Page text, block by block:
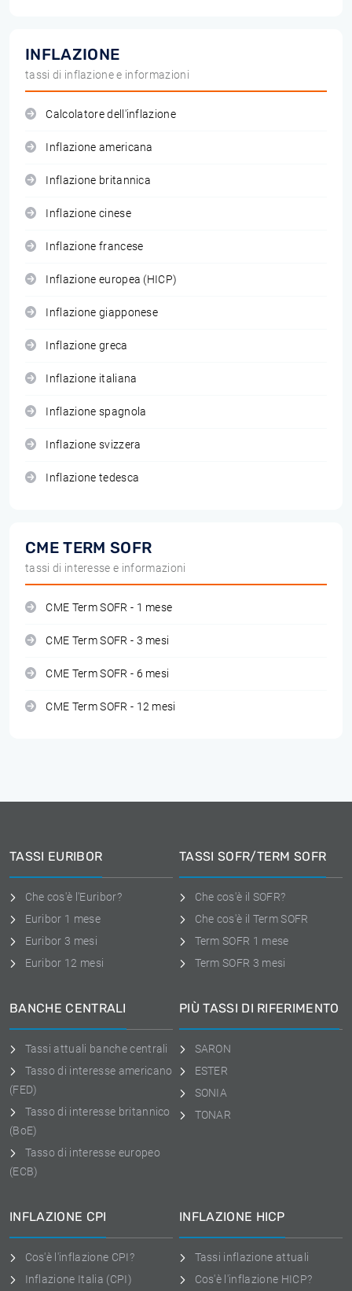
INFLAZIONE
tassi di inflazione e informazioni
Calcolatore dell'inflazione
Inflazione americana
Inflazione britannica
Inflazione cinese
Inflazione francese
Inflazione europea (HICP)
Inflazione giapponese
Inflazione greca
Inflazione italiana
Inflazione spagnola
Inflazione svizzera
Inflazione tedesca
CME TERM SOFR
tassi di interesse e informazioni
CME Term SOFR - 1 mese
CME Term SOFR - 3 mesi
CME Term SOFR - 6 mesi
CME Term SOFR - 12 mesi
TASSI EURIBOR
Che cos'è l'Euribor?
Euribor 1 mese
Euribor 3 mesi
Euribor 12 mesi
TASSI SOFR/TERM SOFR
Che cos'è il SOFR?
Che cos'è il Term SOFR
Term SOFR 1 mese
Term SOFR 3 mesi
BANCHE CENTRALI
Tassi attuali banche centrali
Tasso di interesse americano
(FED)
Tasso di interesse britannico
(BoE)
Tasso di interesse europeo
(ECB)
PIÙ TASSI DI RIFERIMENTO
SARON
ESTER
SONIA
TONAR
INFLAZIONE CPI
Cos'è l'inflazione CPI?
Inflazione Italia (CPI)
INFLAZIONE HICP
Tassi inflazione attuali
Cos'è l'inflazione HICP?